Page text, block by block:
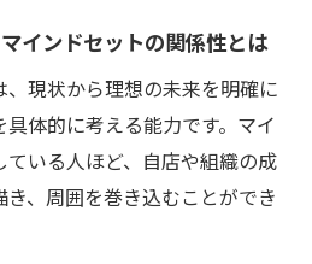
共有するストーリーの描き
を行動に移すチェックリス
ストーリー設計術
インドセットの関係性とは
現状から理想の未来を明確に
体的に考える能力です。マイ
ている人ほど、自店や組織の成
、周囲を巻き込むことができ